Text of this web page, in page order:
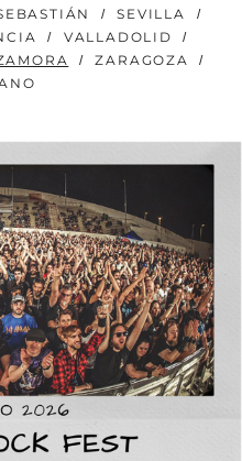
SEVILLA
VALLADOLID
ZARAGOZA